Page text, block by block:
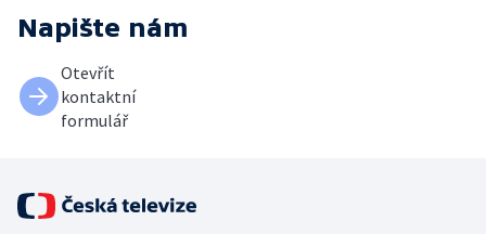
Napište nám
Otevřít
kontaktní
formulář